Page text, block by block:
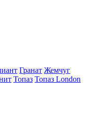
Гранат Жемчуг
Топаз Топаз London